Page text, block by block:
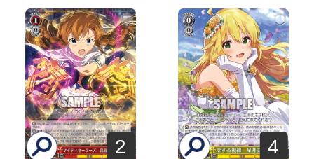
2 4